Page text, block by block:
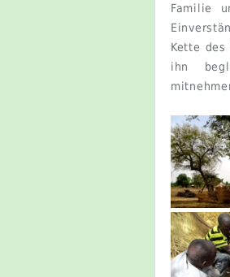
Familie
Kette
ihn